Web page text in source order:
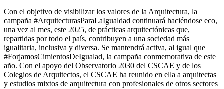
Con el objetivo de visibilizar los valores de la Arquitectura, la
campaña #ArquitecturasParaLaIgualdad continuará haciéndose eco,
una vez al mes, este 2025, de prácticas arquitectónicas que,
repartidas por todo el país, contribuyen a una sociedad más
igualitaria, inclusiva y diversa. Se mantendrá activa, al igual que
#ForjamosCimientosDeIgualad, la campaña conmemorativa de este
año. Con el apoyo del Observatorio 2030 del CSCAE y de los
Colegios de Arquitectos, el CSCAE ha reunido en ella a arquitectas
y estudios mixtos de arquitectura con profesionales de otros sectores